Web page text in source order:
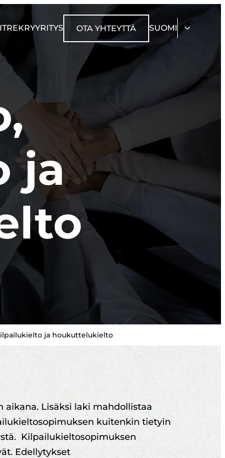
REKRYYRITYS OTA YHTEYTTÄ SUOMI
ja
ja houkuttelukielto
Lisäksi laki mahdollistaa
kuitenkin tietyin
Kilpailukieltosopimuksen
Edellytykset